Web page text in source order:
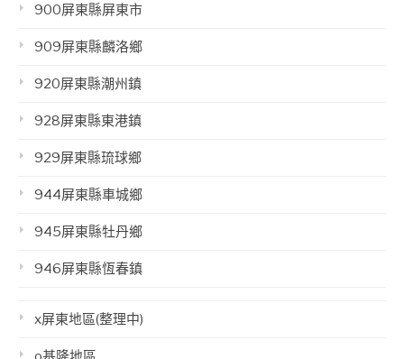
900屏東縣屏東市
909屏東縣麟洛鄉
920屏東縣潮州鎮
928屏東縣東港鎮
929屏東縣琉球鄉
944屏東縣車城鄉
945屏東縣牡丹鄉
946屏東縣恆春鎮
x屏東地區(整理中)